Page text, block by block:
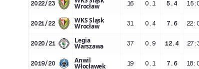
2022/23 Wrocław 16 0.1 5.4
2021/22 WKS Śląsk
Wrocław 31 0.4 7.6
2020/21 Legia
Warszawa 37 0.9 12.4
2019/20 Anwil
Włocławek 19 0.1 7.6